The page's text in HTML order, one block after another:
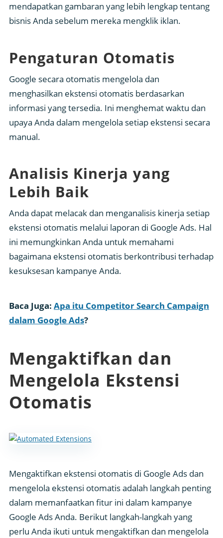
mendapatkan gambaran yang lebih lengkap tentang
bisnis Anda sebelum mereka mengklik iklan.
Pengaturan Otomatis
Google secara otomatis mengelola dan
menghasilkan ekstensi otomatis berdasarkan
informasi yang tersedia. Ini menghemat waktu dan
upaya Anda dalam mengelola setiap ekstensi secara
manual.
Analisis Kinerja yang
Lebih Baik
Anda dapat melacak dan menganalisis kinerja setiap
ekstensi otomatis melalui laporan di Google Ads. Hal
ini memungkinkan Anda untuk memahami
bagaimana ekstensi otomatis berkontribusi terhadap
kesuksesan kampanye Anda.
Baca Juga: Apa itu Competitor Search Campaign
dalam Google Ads?
Mengaktifkan dan
Mengelola Ekstensi
Otomatis
Mengaktifkan ekstensi otomatis di Google Ads dan
mengelola ekstensi otomatis adalah langkah penting
dalam memanfaatkan fitur ini dalam kampanye
Google Ads Anda. Berikut langkah-langkah yang
perlu Anda ikuti untuk mengaktifkan dan mengelola